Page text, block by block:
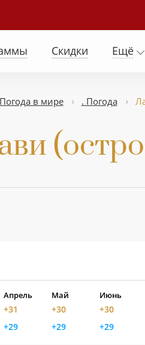
Скидки Ещё
Погода в мире . Погода
Апрель Май Июнь
+31 +30 +30
+29 +29 +29